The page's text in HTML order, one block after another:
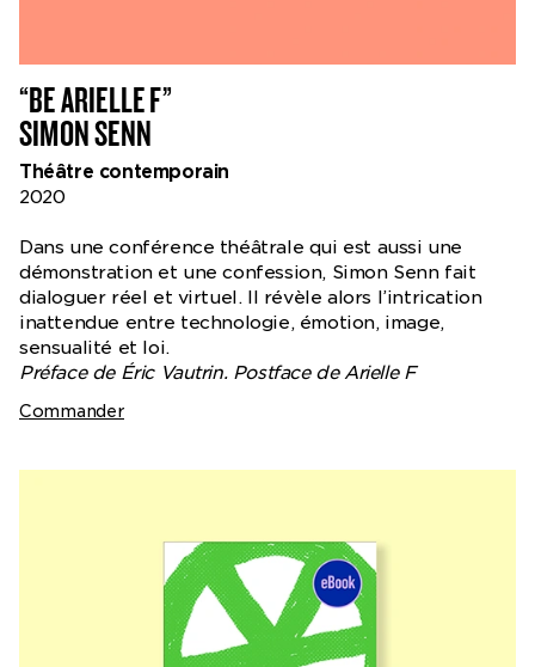
“BE ARIELLE F”
SIMON SENN
Théâtre contemporain
2020
Dans une conférence théâtrale qui est aussi une
démonstration et une confession, Simon Senn fait
dialoguer réel et virtuel. Il révèle alors l’intrication
inattendue entre technologie, émotion, image,
sensualité et loi.
Préface de Éric Vautrin. Postface de Arielle F
Commander